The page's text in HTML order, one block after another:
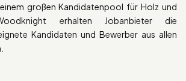
großen Kandidatenpool für Holz und
erhalten Jobanbieter die
Kandidaten und Bewerber aus allen